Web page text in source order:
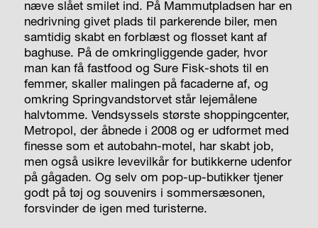
næve slået smilet ind. På Mammutpladsen har en
nedrivning givet plads til parkerende biler, men
samtidig skabt en forblæst og flosset kant af
baghuse. På de omkringliggende gader, hvor
man kan få fastfood og Sure Fisk-shots til en
femmer, skaller malingen på facaderne af, og
omkring Springvandstorvet står lejemålene
halvtomme. Vendsyssels største shoppingcenter,
Metropol, der åbnede i 2008 og er udformet med
finesse som et autobahn-motel, har skabt job,
men også usikre levevilkår for butikkerne udenfor
på gågaden. Og selv om pop-up-butikker tjener
godt på tøj og souvenirs i sommersæsonen,
forsvinder de igen med turisterne.